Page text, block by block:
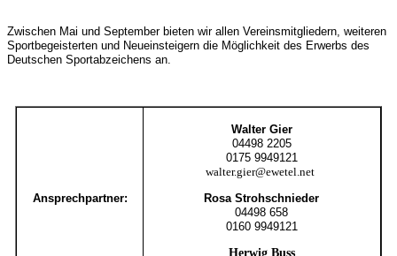
Zwischen Mai und September bieten wir allen Vereinsmitgliedern, weiteren
Sportbegeisterten und Neueinsteigern die Möglichkeit des Erwerbs des
Deutschen Sportabzeichens an.
Ansprechpartner:
Walter Gier
04498 2205
0175 9949121
walter.gier@ewetel.net
Rosa Strohschnieder
04498 658
0160 9949121
Herwig Buss